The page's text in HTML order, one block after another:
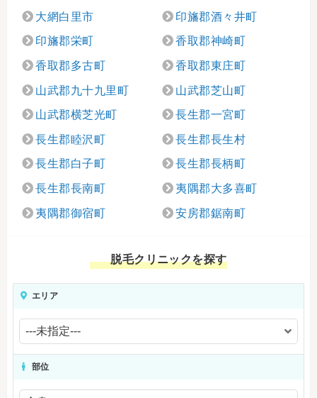
大網白里市 印旛郡酒々井町
印旛郡栄町 香取郡神崎町
香取郡多古町 香取郡東庄町
山武郡九十九里町 山武郡芝山町
山武郡横芝光町 長生郡一宮町
長生郡睦沢町 長生郡長生村
長生郡白子町 長生郡長柄町
長生郡長南町 夷隅郡大多喜町
夷隅郡御宿町 安房郡鋸南町
脱毛クリニックを探す
エリア
部位